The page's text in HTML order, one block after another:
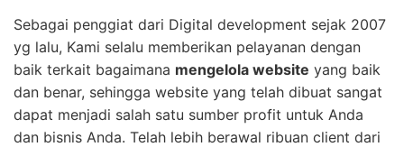
Sebagai penggiat dari Digital development sejak 2007
yg lalu, Kami selalu memberikan pelayanan dengan
baik terkait bagaimana mengelola website yang baik
dan benar, sehingga website yang telah dibuat sangat
dapat menjadi salah satu sumber profit untuk Anda
dan bisnis Anda. Telah lebih berawal ribuan client dari